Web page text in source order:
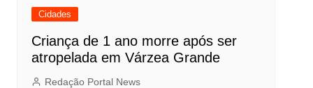
Cidades
Criança de 1 ano morre após ser
atropelada em Várzea Grande
Redação Portal News